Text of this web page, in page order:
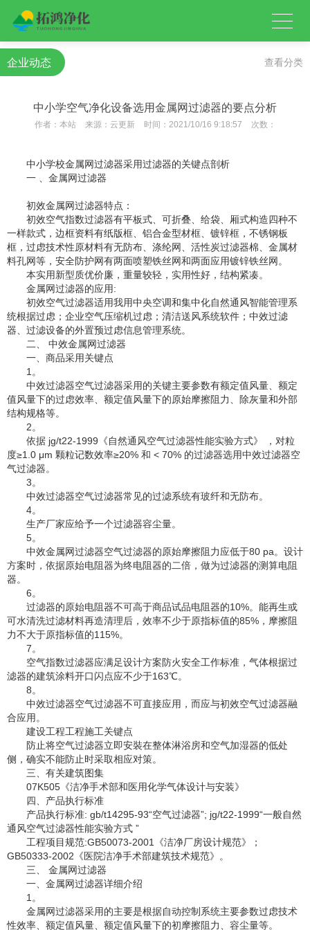
企业动态 查看分类
中小学空气净化设备选用金属网过滤器的要点分析
作者： 本站 来源： 云更新 时间： 2021/10/16 9:18:57 次数：
中小学校金属网过滤器采用过滤器的关键点剖析
一 、金属网过滤器
初效金属网过滤器特点：
初效空气指数过滤器有平板式、可折叠、给袋、厢式构造四种不
一样款式，边框资料有纸版框、铝合金型材框、镀锌框，不锈钢板
框，过虑技术性原材料有无防布、涤纶网、活性炭过滤器棉、金属材
料孔网等，安全防护网有两面喷塑铁丝网和两面应用镀锌铁丝网。
本实用新型质优价廉，重量较轻，实用性好，结构紧凑。
金属网过滤器的应用:
初效空气过滤器适用我用中央空调和集中化自然通风智能管理系
统根据过虑；企业空气压缩机过虑；清洁送风系统软件；中效过滤
器、过滤设备的外置预过虑信息管理系统。
二、 中效金属网过滤器
一、商品采用关键点
1。
中效过滤器空气过滤器采用的关键主要参数有额定值风量、额定
值风量下的过虑效率、额定值风量下的原始摩擦阻力、除灰量和外部
结构规格等。
2。
依据 jg/t22-1999《自然通风空气过滤器性能实验方式》 ，对粒
度≥1.0 μm 颗粒记数效率≥20% 和 < 70% 的过滤器选用中效过滤器空
气过滤器。
3。
中效过滤器空气过滤器常见的过滤系统有玻纤和无防布。
4。
生产厂家应给予一个过滤器容尘量。
5。
中效金属网过滤器空气过滤器的原始摩擦阻力应低于80 pa。设计
方案时，依据原始电阻器为终电阻器的二倍，做为过滤器的测算电阻
器。
6。
过滤器的原始电阻器不可高于商品试品电阻器的10%。能再生或
可水清洗过滤材料再造清理后，效率不少于原指标值的85%，摩擦阻
力不大于原指标值的115%。
7。
空气指数过滤器应满足设计方案防火安全工作标准，气体根据过
滤器的建筑涂料开口闪点应不少于163℃。
8。
中效过滤器空气过滤器不可直接应用，而应与初效空气过滤器融
合应用。
建设工程工程施工关键点
防止将空气过滤器立即安裝在整体淋浴房和空气加湿器的低处
侧，确实不能防止时采取相应对策。
三、有关建筑图集
07K505《洁净手术部和医用化学气体设计与安装》
四、产品执行标准
产品执行标准: gb/t14295-93“空气过滤器”; jg/t22-1999“一般自然
通风空气过滤器性能实验方式 ”
工程项目规范:GB50073-2001《洁净厂房设计规范》；
GB50333-2002《医院洁净手术部建筑技术规范》。
三、 金属网过滤器
一、金属网过滤器详细介绍
1。
金属网过滤器采用的主要是根据自动控制系统主要参数过虑技术
性效率、额定值风量、额定值风量下的初摩擦阻力、容尘量等。